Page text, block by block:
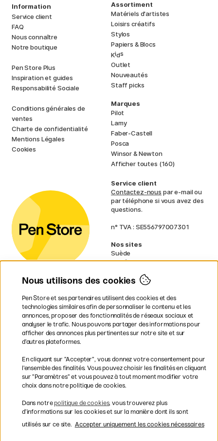
Information
Service client
FAQ
Nous connaître
Notre boutique
Pen Store Plus
Inspiration et guides
Responsabilité Sociale
Conditions générales de
ventes
Charte de confidentialité
Mentions Légales
Cookies
Assortiment
Matériels d'artistes
Loisirs créatifs
Stylos
Papiers & Blocs
Kids
Outlet
Nouveautés
Staff picks
Marques
Pilot
Lamy
Faber-Castell
Posca
Winsor & Newton
Afficher toutes (160)
Service client
Contactez-nous par e-mail ou
par téléphone si vous avez des
questions.
n° TVA : SE556797007301
Nos sites
Suède
Norvège
Finlande
Irlande
Pays-Bas
Royaume-Uni
UE
volumineux.
Les modes de paiement
Nous utilisons des cookies
Pen Store et ses partenaires utilisent des cookies et des
technologies similaires afin de personnaliser le contenu et les
annonces, proposer des fonctionnalités de réseaux sociaux et
analyser le trafic. Nous pouvons partager des informations pour
afficher des annonces plus pertinentes sur notre site et sur
d’autres plateformes.
En cliquant sur ”Accepter”, vous donnez votre consentement pour
l’ensemble des finalités. Vous pouvez choisir les finalités en cliquant
sur ”Paramètres” et vous pouvez à tout moment modifier votre
choix dans notre politique de cookies.
Dans notre politique de cookies, vous trouverez plus
d’informations sur les cookies et sur la manière dont ils sont
utilisés sur ce site. Accepter uniquement les cookies nécessaires